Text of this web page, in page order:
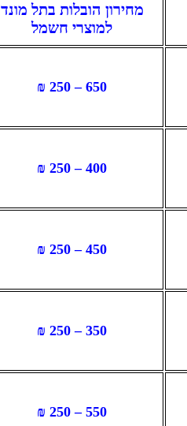
מחירון הובלות בתל מונד
למוצרי חשמל
650 – 250 ₪
400 – 250 ₪
450 – 250 ₪
350 – 250 ₪
550 – 250 ₪